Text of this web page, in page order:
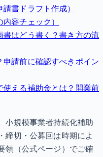
書ドラフト作成）
容チェック）
書はどう書く？書き方の流
請前に確認すべきポイン
使える補助金とは？開業前
小規模事業者持続化補助
締切・公募回は時期によ
領（公式ページ）でご確